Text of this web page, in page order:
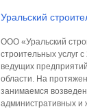
Уральский
ООО «Уральский
строительных услуг
ведущих
области. На
занимаемся
административных и